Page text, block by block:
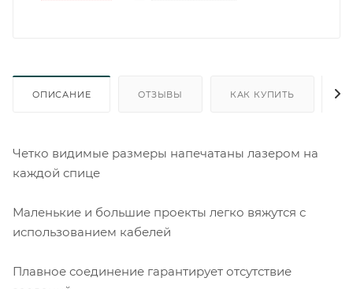
ОПИСАНИЕ ОТЗЫВЫ КАК КУПИТЬ
Четко видимые размеры напечатаны лазером на
каждой спице
Маленькие и большие проекты легко вяжутся с
использованием кабелей
Плавное соединение гарантирует отсутствие